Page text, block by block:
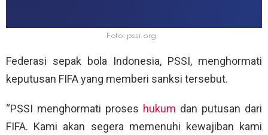
Foto: pssi.org
Federasi sepak bola Indonesia, PSSI, menghormati
keputusan FIFA yang memberi sanksi tersebut.
“PSSI menghormati proses hukum dan putusan dari
FIFA. Kami akan segera memenuhi kewajiban kami